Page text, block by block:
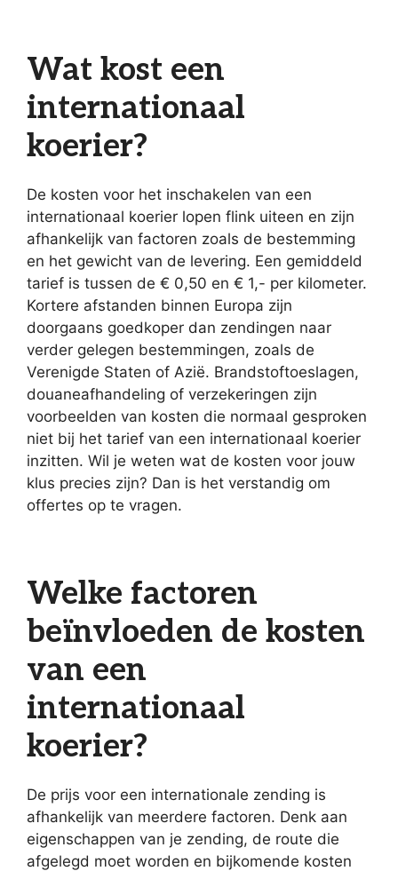
Wat kost een
internationaal
koerier?
De kosten voor het inschakelen van een
internationaal koerier lopen flink uiteen en zijn
afhankelijk van factoren zoals de bestemming
en het gewicht van de levering. Een gemiddeld
tarief is tussen de € 0,50 en € 1,- per kilometer.
Kortere afstanden binnen Europa zijn
doorgaans goedkoper dan zendingen naar
verder gelegen bestemmingen, zoals de
Verenigde Staten of Azië. Brandstoftoeslagen,
douaneafhandeling of verzekeringen zijn
voorbeelden van kosten die normaal gesproken
niet bij het tarief van een internationaal koerier
inzitten. Wil je weten wat de kosten voor jouw
klus precies zijn? Dan is het verstandig om
offertes op te vragen.
Welke factoren
beïnvloeden de kosten
van een
internationaal
koerier?
De prijs voor een internationale zending is
afhankelijk van meerdere factoren. Denk aan
eigenschappen van je zending, de route die
afgelegd moet worden en bijkomende kosten